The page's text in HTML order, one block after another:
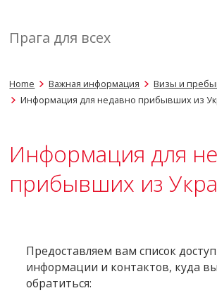
Прага для всех
Home Важная информация
Визы и
Информация для недавно прибывших из
Информация для
прибывших из
Предоставляем вам список
информации и контактов, куда
обратиться: